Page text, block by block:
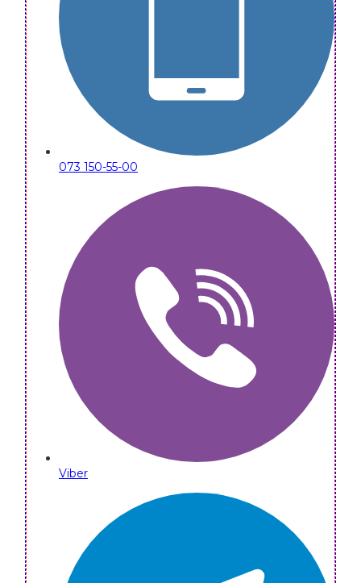
073 150-55-00
Viber